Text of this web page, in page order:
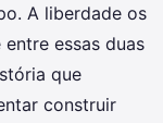
A liberdade os
essas duas
que
construir